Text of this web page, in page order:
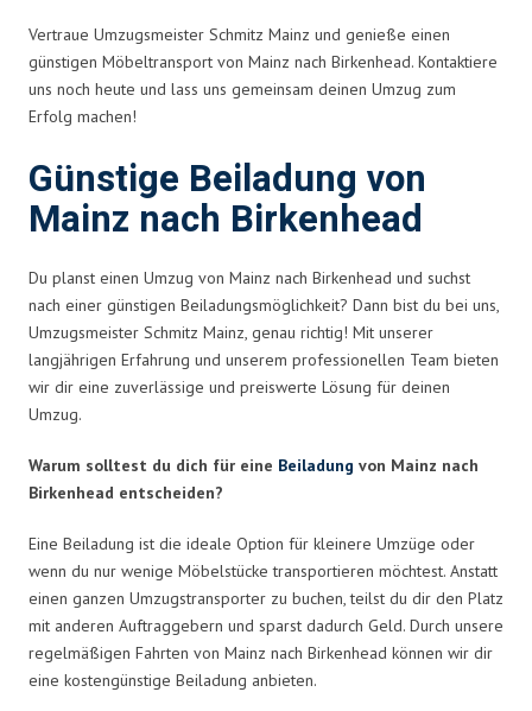
Vertraue Umzugsmeister Schmitz Mainz und genieße einen
günstigen Möbeltransport von Mainz nach Birkenhead. Kontaktiere
uns noch heute und lass uns gemeinsam deinen Umzug zum
Erfolg machen!
Günstige Beiladung von
Mainz nach Birkenhead
Du planst einen Umzug von Mainz nach Birkenhead und suchst
nach einer günstigen Beiladungsmöglichkeit? Dann bist du bei uns,
Umzugsmeister Schmitz Mainz, genau richtig! Mit unserer
langjährigen Erfahrung und unserem professionellen Team bieten
wir dir eine zuverlässige und preiswerte Lösung für deinen
Umzug.
Warum solltest du dich für eine Beiladung von Mainz nach
Birkenhead entscheiden?
Eine Beiladung ist die ideale Option für kleinere Umzüge oder
wenn du nur wenige Möbelstücke transportieren möchtest. Anstatt
einen ganzen Umzugstransporter zu buchen, teilst du dir den Platz
mit anderen Auftraggebern und sparst dadurch Geld. Durch unsere
regelmäßigen Fahrten von Mainz nach Birkenhead können wir dir
eine kostengünstige Beiladung anbieten.